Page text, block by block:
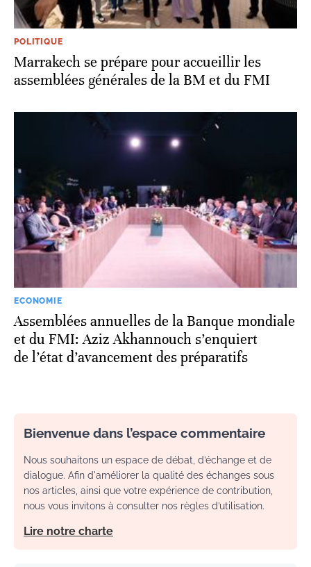
POLITIQUE
Marrakech se prépare pour accueillir les
assemblées générales de la BM et du FMI
ECONOMIE
Assemblées annuelles de la Banque mondiale
et du FMI: Aziz Akhannouch s’enquiert
de l’état d’avancement des préparatifs
Bienvenue dans l’espace commentaire
Nous souhaitons un espace de débat, d’échange et de
dialogue. Afin d'améliorer la qualité des échanges sous
nos articles, ainsi que votre expérience de contribution,
nous vous invitons à consulter nos règles d’utilisation.
Lire notre charte